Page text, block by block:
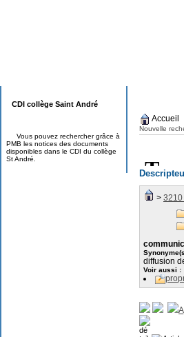
Accueil
Nouvelle
> 3210
diffusion
Voir aussi :
CDI collège Saint André
Vous pouvez rechercher grâce à
PMB les notices des documents
disponibles dans le CDI du collège
St André.